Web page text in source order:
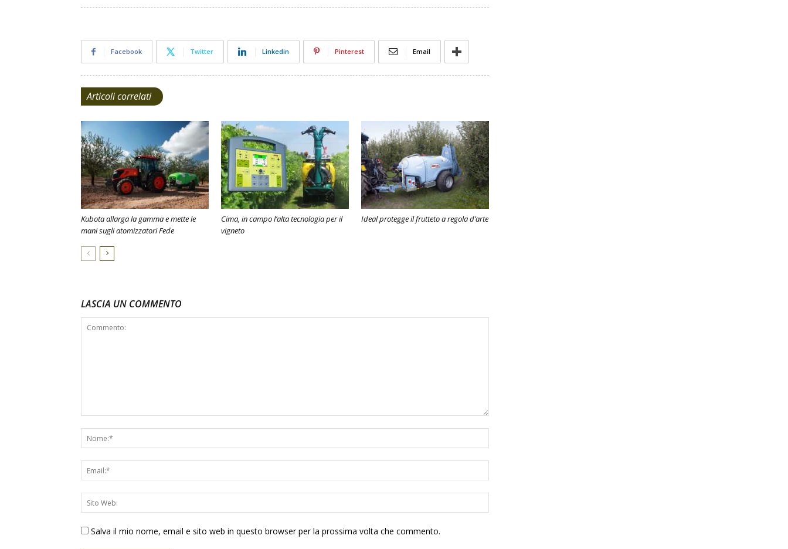
Facebook Twitter Linkedin Pinterest Email
Articoli correlati
Kubota allarga la gamma e mette le
mani sugli atomizzatori Fede
Cima, in campo l’alta tecnologia per il
vigneto
Ideal protegge il frutteto a regola d’arte
LASCIA UN COMMENTO
Salva il mio nome, email e sito web in questo browser per la prossima volta che commento.